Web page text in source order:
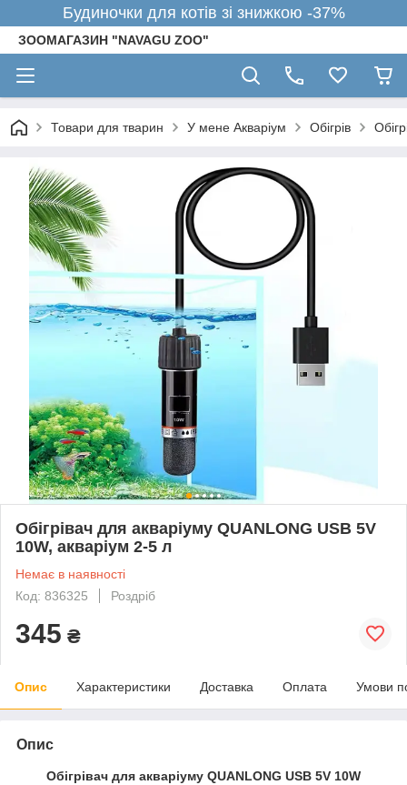
Будиночки для котів зі знижкою -37%
ЗООМАГАЗИН "NAVAGU ZOO"
Товари для тварин У мене Акваріум Обігрів
Обігрівач для акваріуму QUANLONG USB 5V
10W, акваріум 2-5 л
Немає в наявності
Код: 836325
Роздріб
345 ₴
Опис Характеристики Доставка Оплата Умови
Опис
Обігрівач для акваріуму QUANLONG USB 5V 10W